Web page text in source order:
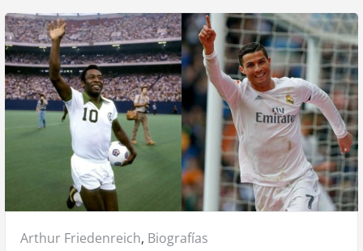
Posted
Arthur Friedenreich, Biografías